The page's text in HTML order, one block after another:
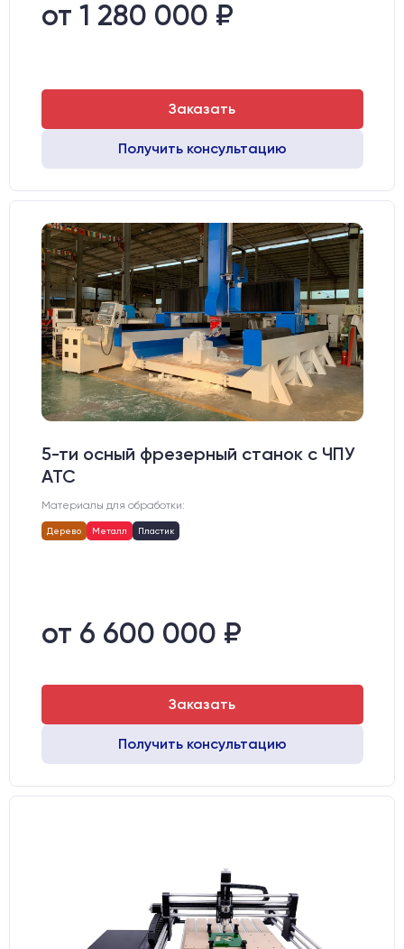
от 1 280 000 ₽
Заказать
Получить консультацию
5-ти осный фрезерный станок с ЧПУ
АТС
Материалы для обработки:
Дерево Металл Пластик
от 6 600 000 ₽
Заказать
Получить консультацию